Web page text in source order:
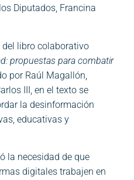
Diputados, Francina
libro colaborativo
propuestas para combatir
por Raúl Magallón,
III, en el texto se
la desinformación
educativas y
la necesidad de que
digitales trabajen en